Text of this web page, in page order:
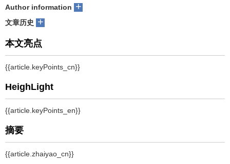
Author information +
文章历史 +
本文亮点
{{article.keyPoints_cn}}
HeighLight
{{article.keyPoints_en}}
摘要
{{article.zhaiyao_cn}}